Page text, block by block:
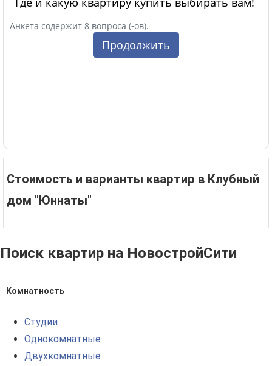
Стоимость и варианты квартир в Клубный
дом "Юннаты"
Поиск квартир на НовостройСити
Комнатность
Студии
Однокомнатные
Двухкомнатные